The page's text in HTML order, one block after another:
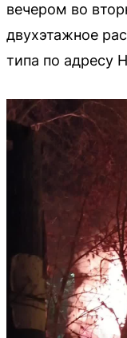
вечером во
двухэтажное
типа по адресу